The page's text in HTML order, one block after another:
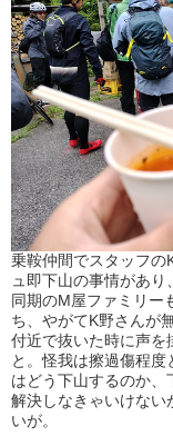
乗鞍仲間でスタッフの
ュ即下山の事情があ
同期のM屋ファミリー
ち、やがてK野さんが
付近で抜いた時に声を
と。怪我は擦過傷程
はどう下山するのか
解決しなきゃいけない
いが。